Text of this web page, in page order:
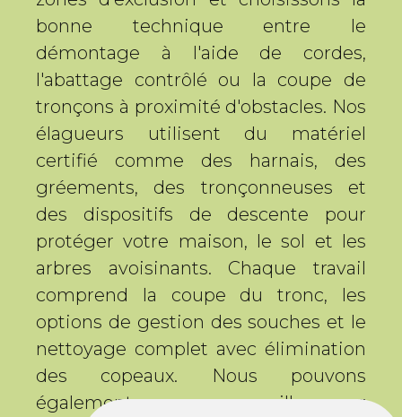
bonne technique entre le
démontage à l'aide de cordes,
l'abattage contrôlé ou la coupe de
tronçons à proximité d'obstacles. Nos
élagueurs utilisent du matériel
certifié comme des harnais, des
gréements, des tronçonneuses et
des dispositifs de descente pour
protéger votre maison, le sol et les
arbres avoisinants. Chaque travail
comprend la coupe du tronc, les
options de gestion des souches et le
nettoyage complet avec élimination
des copeaux. Nous pouvons
également vous conseiller sur